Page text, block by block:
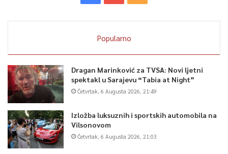
Popularno
Dragan Marinković za TVSA: Novi ljetni
spektakl u Sarajevu “Tabia at Night”
Četvrtak, 6 Augusta 2026, 21:49
Izložba luksuznih i sportskih automobila na
Vilsonovom
Četvrtak, 6 Augusta 2026, 21:03